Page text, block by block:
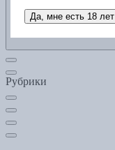
Рубрики
Да, мне есть 18 лет